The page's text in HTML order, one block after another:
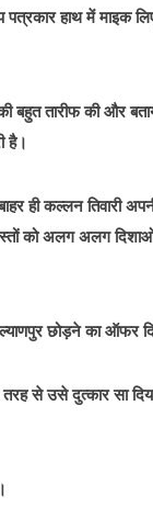
पत्रकार हाथ में माइक
बहुत तारीफ की और
है।
ही कल्लन तिवारी
को अलग अलग
छोड़ने का ऑफर
से उसे दुत्कार सा दिया